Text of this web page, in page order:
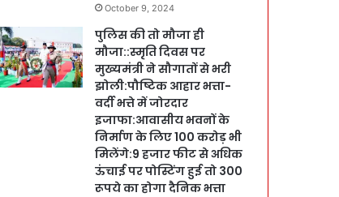
October 9, 2024
पुलिस की तो मौजा ही
मौजा::स्मृति दिवस पर
मुख्यमंत्री ने सौगातों से भरी
झोली:पौष्टिक आहार भत्ता-
वर्दी भत्ते में जोरदार
इजाफा:आवासीय भवनों के
निर्माण के लिए 100 करोड़ भी
मिलेंगे:9 हजार फीट से अधिक
ऊंचाई पर पोस्टिंग हुई तो 300
रूपये का होगा दैनिक भत्ता